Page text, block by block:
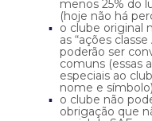
menos 25% do
(hoje não há
o clube original
as “ações
poderão ser
comuns (essas
especiais ao
nome e
o clube não
obrigação que